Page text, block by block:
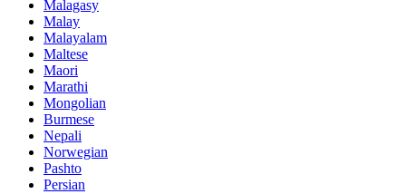
Malagasy
Malay
Malayalam
Maltese
Maori
Marathi
Mongolian
Burmese
Nepali
Norwegian
Pashto
Persian